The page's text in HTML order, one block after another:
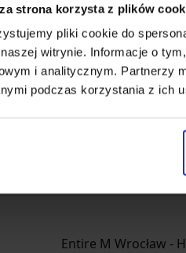
strona korzysta z plików
pliki cookie do
witrynie. Informacje o
i analitycznym. Partnerzy
podczas korzystania z ich
HE.TB-BST-CD-0A0BA
5908218792470
Entire M Wrocław -